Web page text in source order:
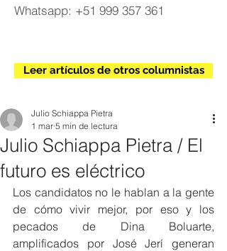
Whatsapp: +51 999 357 361
Leer artículos de otros columnistas
Julio Schiappa Pietra / El
futuro es eléctrico
Julio Schiappa Pietra
1 mar 5 min de lectura
Los candidatos no le hablan a la gente
de cómo vivir mejor, por eso y los
pecados de Dina Boluarte,
amplificados por José Jerí generan